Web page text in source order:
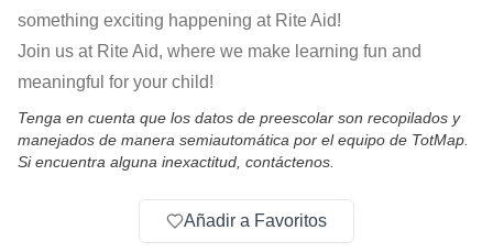
something exciting happening at Rite Aid!
Join us at Rite Aid, where we make learning fun and
meaningful for your child!
Tenga en cuenta que los datos de preescolar son recopilados y
manejados de manera semiautomática por el equipo de TotMap.
Si encuentra alguna inexactitud, contáctenos.
Añadir a Favoritos